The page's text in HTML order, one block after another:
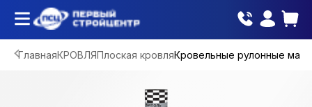
ГлавнаяКРОВЛЯПлоская кровляКровельные рулонные